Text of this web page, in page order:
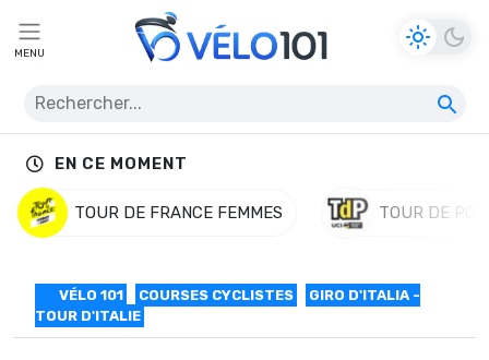
MENU
EN CE MOMENT
TOUR DE FRANCE FEMMES TOUR DE
VÉLO 101 COURSES CYCLISTES
GIRO D'ITALIA -
TOUR D'ITALIE